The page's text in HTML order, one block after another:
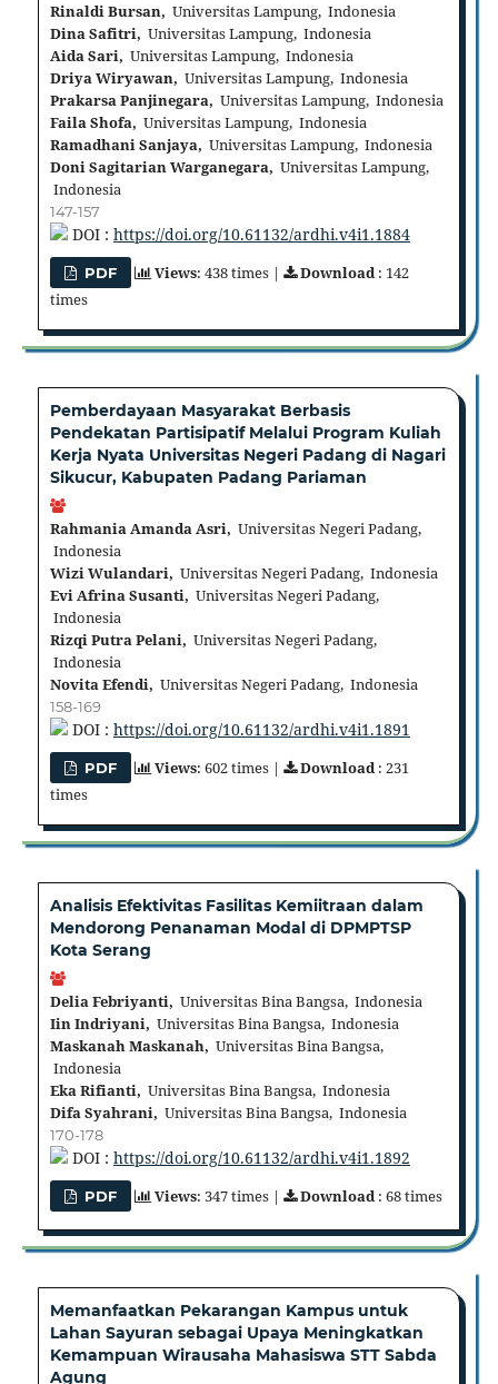
Rinaldi Bursan, Universitas Lampung, Indonesia
Dina Safitri, Universitas Lampung, Indonesia
Aida Sari, Universitas Lampung, Indonesia
Driya Wiryawan, Universitas Lampung, Indonesia
Prakarsa Panjinegara, Universitas Lampung, Indonesia
Faila Shofa, Universitas Lampung, Indonesia
Ramadhani Sanjaya, Universitas Lampung, Indonesia
Doni Sagitarian Warganegara, Universitas Lampung,
Indonesia
147-157
DOI : https://doi.org/10.61132/ardhi.v4i1.1884
PDF Views: 438 times | Download: 142
times
Pemberdayaan Masyarakat Berbasis
Pendekatan Partisipatif Melalui Program Kuliah
Kerja Nyata Universitas Negeri Padang di Nagari
Sikucur, Kabupaten Padang Pariaman
Rahmania Amanda Asri, Universitas Negeri Padang,
Indonesia
Wizi Wulandari, Universitas Negeri Padang, Indonesia
Evi Afrina Susanti, Universitas Negeri Padang,
Indonesia
Rizqi Putra Pelani, Universitas Negeri Padang,
Indonesia
Novita Efendi, Universitas Negeri Padang, Indonesia
158-169
DOI : https://doi.org/10.61132/ardhi.v4i1.1891
PDF Views: 602 times | Download: 231
times
Analisis Efektivitas Fasilitas Kemiitraan dalam
Mendorong Penanaman Modal di DPMPTSP
Kota Serang
Delia Febriyanti, Universitas Bina Bangsa, Indonesia
Iin Indriyani, Universitas Bina Bangsa, Indonesia
Maskanah Maskanah, Universitas Bina Bangsa,
Indonesia
Eka Rifianti, Universitas Bina Bangsa, Indonesia
Difa Syahrani, Universitas Bina Bangsa, Indonesia
170-178
DOI : https://doi.org/10.61132/ardhi.v4i1.1892
PDF Views: 347 times | Download: 68 times
Memanfaatkan Pekarangan Kampus untuk
Lahan Sayuran sebagai Upaya Meningkatkan
Kemampuan Wirausaha Mahasiswa STT Sabda
Agung